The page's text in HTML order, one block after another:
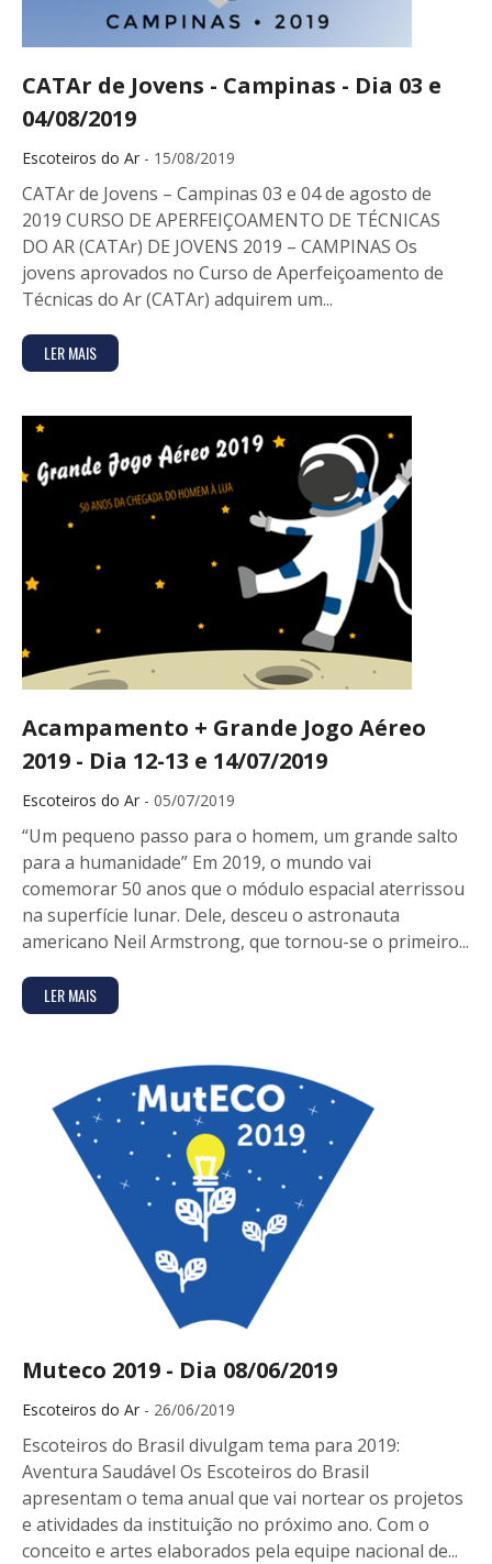
CATAr de Jovens - Campinas - Dia 03 e
04/08/2019
Escoteiros do Ar - 15/08/2019
CATAr de Jovens – Campinas 03 e 04 de agosto de
2019 CURSO DE APERFEIÇOAMENTO DE TÉCNICAS
DO AR (CATAr) DE JOVENS 2019 – CAMPINAS Os
jovens aprovados no Curso de Aperfeiçoamento de
Técnicas do Ar (CATAr) adquirem um...
LER MAIS
Acampamento + Grande Jogo Aéreo
2019 - Dia 12-13 e 14/07/2019
Escoteiros do Ar - 05/07/2019
“Um pequeno passo para o homem, um grande salto
para a humanidade” Em 2019, o mundo vai
comemorar 50 anos que o módulo espacial aterrissou
na superfície lunar. Dele, desceu o astronauta
americano Neil Armstrong, que tornou-se o primeiro...
LER MAIS
Muteco 2019 - Dia 08/06/2019
Escoteiros do Ar - 26/06/2019
Escoteiros do Brasil divulgam tema para 2019:
Aventura Saudável Os Escoteiros do Brasil
apresentam o tema anual que vai nortear os projetos
e atividades da instituição no próximo ano. Com o
conceito e artes elaborados pela equipe nacional de...